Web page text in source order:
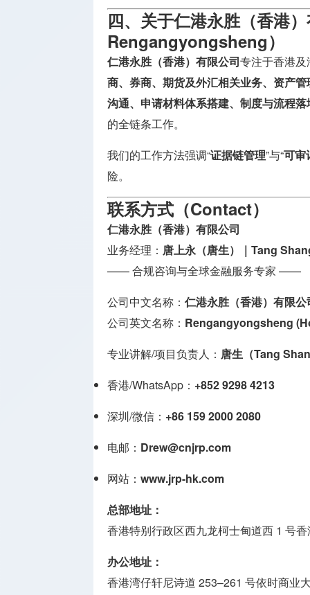
四、关于仁港永胜（香港
Rengangyongsheng）
仁港永胜（香港）有限公司专注于香港
商、 券商、期货及外汇相关业务、资产
沟通、申请材料体系搭建、制度与流程
的全链条工作。
我们的工作方法强调“证据链管理”与“可审
险。
联系方式（Contact）
仁港永胜（香港）有限公司
业务经理： 唐上永（唐生）｜Tang
—— 合规咨询与全球金融服务专家 ——
公司中文名称： 仁港永胜（香港）有限公
公司英文名称： Rengangyongsheng
专业讲解/项目负责人： 唐生（Tang
香港/WhatsApp： +852 9298 4213
深圳/微信： +86 159 2000 2080
电邮： Drew@cnjrp.com
网站： www.jrp-hk.com
总部地址：
香港特别行政区西九龙柯士甸道西 1 号
办公地址：
香港湾仔轩尼诗道 253–261 号依时商业